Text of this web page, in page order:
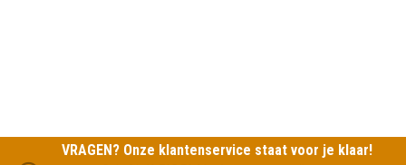
VRAGEN? Onze klantenservice staat voor je klaar!